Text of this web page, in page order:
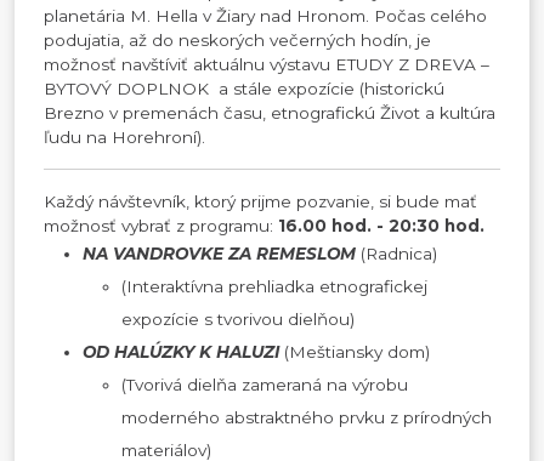
planetária M. Hella v Žiary nad Hronom. Počas celého
podujatia, až do neskorých večerných hodín, je
možnosť navštíviť aktuálnu výstavu ETUDY Z DREVA –
BYTOVÝ DOPLNOK a stále expozície (historickú
Brezno v premenách času, etnografickú Život a kultúra
ľudu na Horehroní).
Každý návštevník, ktorý prijme pozvanie, si bude mať
možnosť vybrať z programu: 16.00 hod. - 20:30 hod.
NA VANDROVKE ZA REMESLOM (Radnica)
(Interaktívna prehliadka etnografickej
expozície s tvorivou dielňou)
OD HALÚZKY K HALUZI(Meštiansky dom)
(Tvorivá dielňa zameraná na výrobu
moderného abstraktného prvku z prírodných
materiálov)